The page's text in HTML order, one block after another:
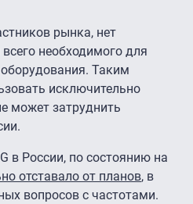
рынка, нет
необходимого для
Таким
исключительно
может затруднить
в России, по состоянию на
отставало от планов, в
вопросов с частотами.